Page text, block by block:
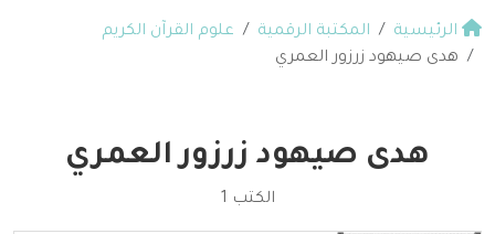
الرئيسية المكتبة الرقمية
علوم القرآن الكريم
هدى صيهود زرزور العمري
هدى صيهود زرزور العمري
الكتب 1